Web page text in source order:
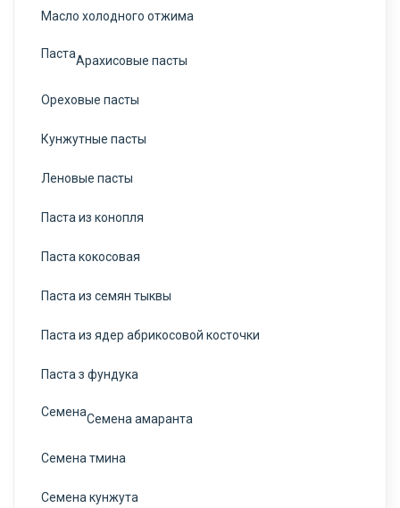
Масло холодного отжима
ПастаАрахисовые пасты
Ореховые пасты
Кунжутные пасты
Леновые пасты
Паста из конопля
Паста кокосовая
Паста из семян тыквы
Паста из ядер абрикосовой косточки
Паста з фундука
СеменаСемена амаранта
Семена тмина
Семена кунжута